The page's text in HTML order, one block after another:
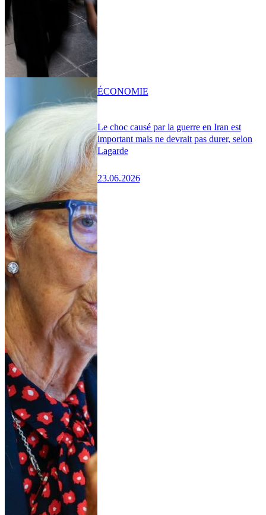
Le choc causé par la guerre en Iran est
important mais ne devrait pas durer, selon
Lagarde
23.06.2026
ÉCONOMIE